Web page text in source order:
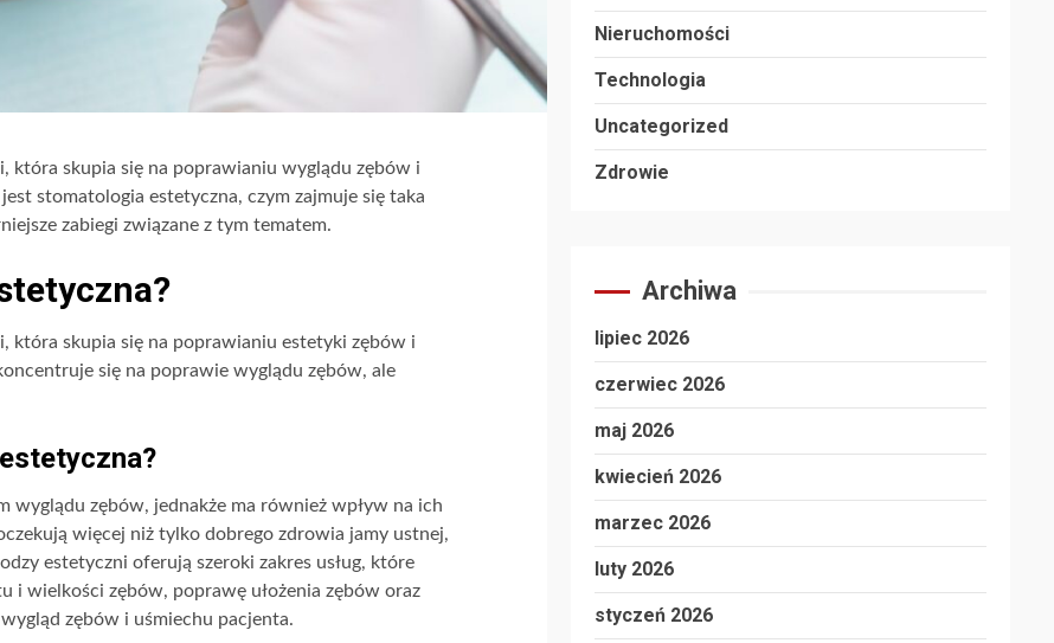
która skupia się na poprawianiu wyglądu zębów i
stomatologia estetyczna, czym zajmuje się taka
zabiegi związane z tym tematem.
która skupia się na poprawianiu estetyki zębów i
się na poprawie wyglądu zębów, ale
wyglądu zębów, jednakże ma również wpływ na ich
więcej niż tylko dobrego zdrowia jamy ustnej,
estetyczni oferują szeroki zakres usług, które
i wielkości zębów, poprawę ułożenia zębów oraz
zębów i uśmiechu pacjenta.
Nieruchomości
Technologia
Uncategorized
Zdrowie
Archiwa
lipiec 2026
czerwiec 2026
maj 2026
kwiecień 2026
marzec 2026
luty 2026
styczeń 2026